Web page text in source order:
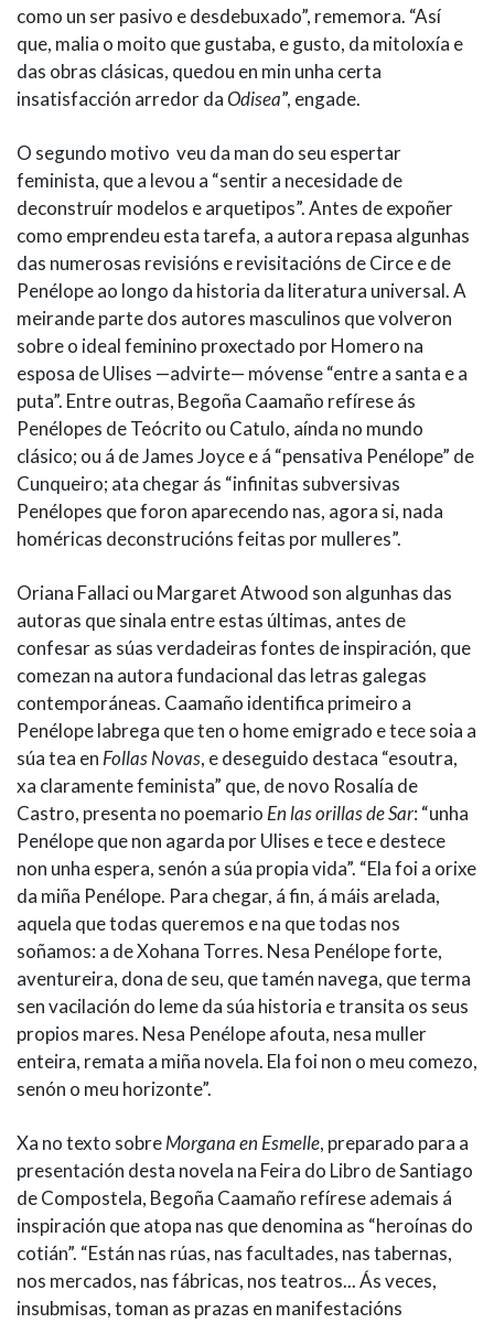
como un ser pasivo e desdebuxado”, rememora. “Así
que, malia o moito que gustaba, e gusto, da mitoloxía e
das obras clásicas, quedou en min unha certa
insatisfacción arredor daOdisea”, engade.
O segundo motivo veu da man do seu espertar
feminista, que a levou a “sentir a necesidade de
deconstruír modelos e arquetipos”. Antes de expoñer
como emprendeu esta tarefa, a autora repasa algunhas
das numerosas revisións e revisitacións de Circe e de
Penélope ao longo da historia da literatura universal. A
meirande parte dos autores masculinos que volveron
sobre o ideal feminino proxectado por Homero na
esposa de Ulises —advirte— móvense “entre a santa e a
puta”. Entre outras, Begoña Caamaño refírese ás
Penélopes de Teócrito ou Catulo, aínda no mundo
clásico; ou á de James Joyce e á “pensativa Penélope” de
Cunqueiro; ata chegar ás “infinitas subversivas
Penélopes que foron aparecendo nas, agora si, nada
homéricas deconstrucións feitas por mulleres”.
Oriana Fallaci ou Margaret Atwood son algunhas das
autoras que sinala entre estas últimas, antes de
confesar as súas verdadeiras fontes de inspiración, que
comezan na autora fundacional das letras galegas
contemporáneas. Caamaño identifica primeiro a
Penélope labrega que ten o home emigrado e tece soia a
súa tea en Follas Novas, e deseguido destaca “esoutra,
xa claramente feminista” que, de novo Rosalía de
Castro, presenta no poemario En las orillas de Sar: “unha
Penélope que non agarda por Ulises e tece e destece
non unha espera, senón a súa propia vida”. “Ela foi a orixe
da miña Penélope. Para chegar, á fin, á máis arelada,
aquela que todas queremos e na que todas nos
soñamos: a de Xohana Torres. Nesa Penélope forte,
aventureira, dona de seu, que tamén navega, que terma
sen vacilación do leme da súa historia e transita os seus
propios mares. Nesa Penélope afouta, nesa muller
enteira, remata a miña novela. Ela foi non o meu comezo,
senón o meu horizonte”.
Xa no texto sobreMorgana en Esmelle, preparado para a
presentación desta novela na Feira do Libro de Santiago
de Compostela, Begoña Caamaño refírese ademais á
inspiración que atopa nas que denomina as “heroínas do
cotián”. “Están nas rúas, nas facultades, nas tabernas,
nos mercados, nas fábricas, nos teatros... Ás veces,
insubmisas, toman as prazas en manifestacións